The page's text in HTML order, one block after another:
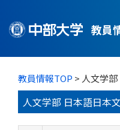
教員
教員情報TOP > 人文学
人文学部 日本語日本